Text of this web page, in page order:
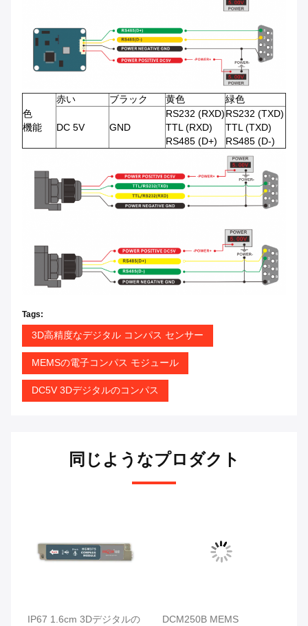
色
機能
赤い ブラック 黄色 緑色
DC 5V GND
RS232 (RXD)
TTL (RXD)
RS485 (D+)
RS232 (TXD)
TTL (TXD)
RS485 (D-)
Tags:
3D高精度なデジタル コンパス センサー
MEMSの電子コンパス モジュール
DC5V 3Dデジタルのコンパス
同じようなプロダクト
IP67 1.6cm 3Dデジタルの
DCM250B MEMS